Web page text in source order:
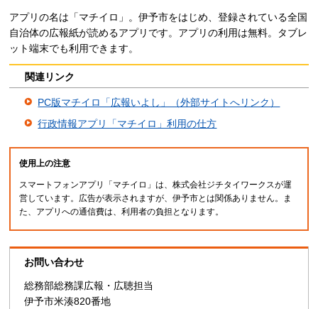
アプリの名は「マチイロ」。伊予市をはじめ、登録されている全国
自治体の広報紙が読めるアプリです。アプリの利用は無料。タブレ
ット端末でも利用できます。
関連リンク
PC版マチイロ「広報いよし」（外部サイトへリンク）
行政情報アプリ「マチイロ」利用の仕方
使用上の注意
スマートフォンアプリ「マチイロ」は、株式会社ジチタイワークスが運
営しています。広告が表示されますが、伊予市とは関係ありません。ま
た、アプリへの通信費は、利用者の負担となります。
お問い合わせ
総務部総務課広報・広聴担当
伊予市米湊820番地